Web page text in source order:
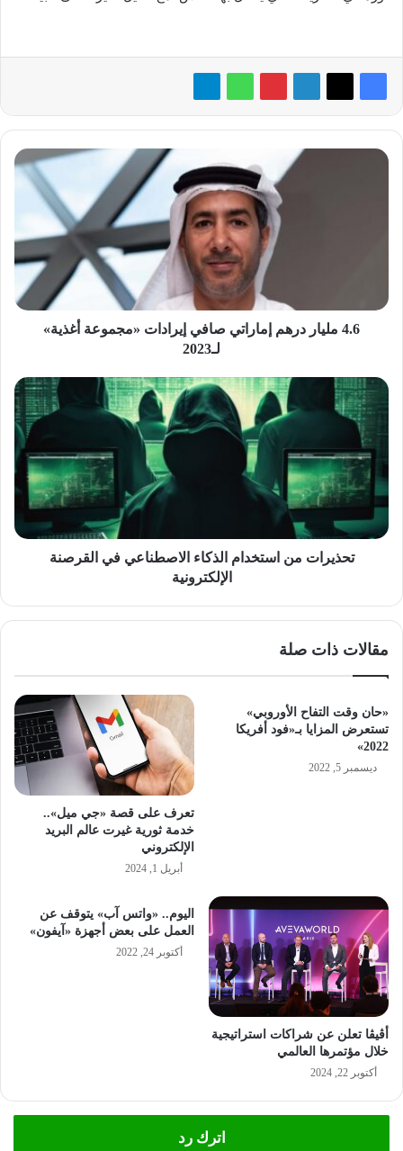
4.6
لـ2023
4.6 مليار درهم إماراتي صافي إيرادات «مجموعة أغذية»
لـ2023
تحذيرات
من
استخدام
الذكاء
الاصطناعي
في
القرصنة
الإلكترونية
تحذيرات من استخدام الذكاء الاصطناعي في القرصنة
الإلكترونية
مقالات ذات صلة
«حان وقت التفاح الأوروبي»
تستعرض المزايا بـ«فود أفريكا
2022»
ديسمبر 5, 2022
تعرف على قصة «جي ميل»..
خدمة ثورية غيرت عالم البريد
الإلكتروني
أبريل 1, 2024
أڤيڤا تعلن عن شراكات استراتيجية
خلال مؤتمرها العالمي
أكتوبر 22, 2024
اليوم.. «واتس آب» يتوقف عن
العمل على بعض أجهزة «آيفون»
أكتوبر 24, 2022
اترك رد